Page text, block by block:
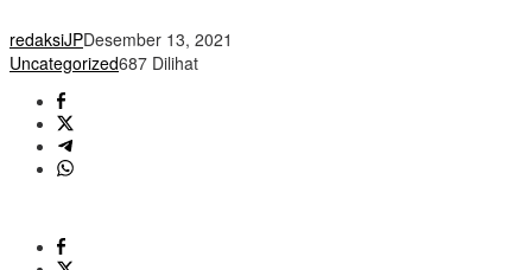
redaksiJPDesember 13, 2021
Uncategorized687 Dilihat